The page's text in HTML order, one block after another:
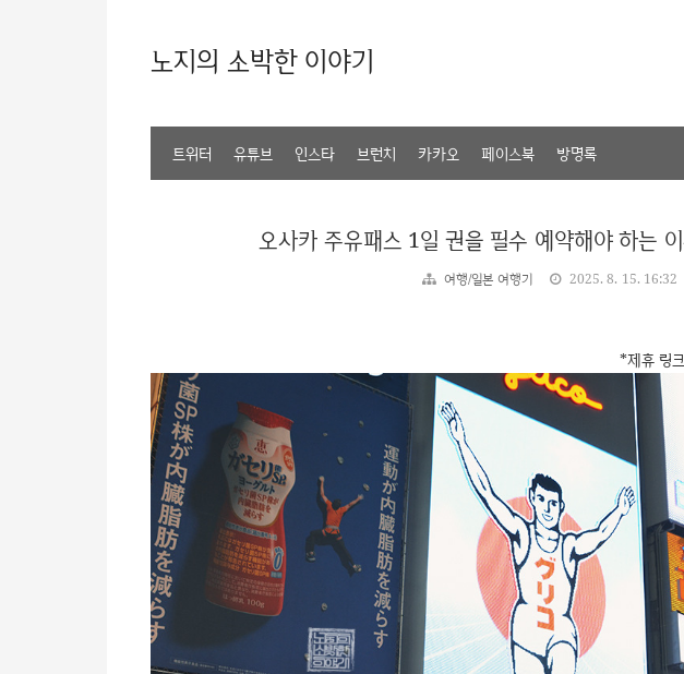
노지의 소박한 이야기
트위터 유튜브 인스타 브런치 카카오 페이스북 방명록
오사카 주유패스 1일 권을 필수 예약해야 하는
여행/일본 여행기 2025. 8. 15. 16:32
*제휴 링